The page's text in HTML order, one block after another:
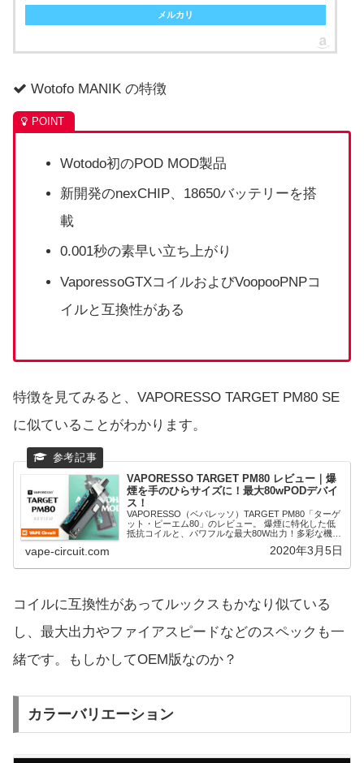
メルカリ
Wotofo MANIK の特徴
Wotodo初のPOD MOD製品
新開発のnexCHIP、18650バッテリーを搭
載
0.001秒の素早い立ち上がり
VaporessoGTXコイルおよびVoopooPNPコ
イルと互換性がある
特徴を見てみると、VAPORESSO TARGET PM80 SE
に似ていることがわかります。
VAPORESSO TARGET PM80 レビュー｜爆
煙を手のひらサイズに！最大80wPODデバイ
ス！
VAPORESSO（ベパレッソ）TARGET PM80「ターゲ
ット・ピーエム80」のレビュー。 爆煙に特化した低
抵抗コイルと、パワフルな最大80W出力！多彩な機能
vape-circuit.com 2020年3月5日
コイルに互換性があってルックスもかなり似ている
し、最大出力やファイアスピードなどのスペックも一
緒です。もしかしてOEM版なのか？
カラーバリエーション